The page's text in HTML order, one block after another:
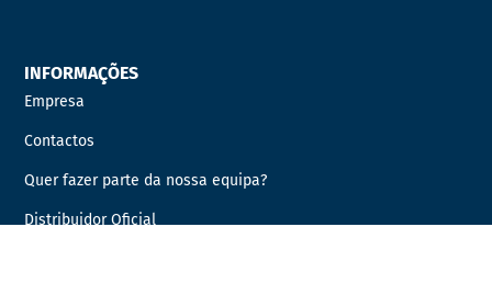
INFORMAÇÕES
Empresa
Contactos
Quer fazer parte da nossa equipa?
Distribuidor Oficial